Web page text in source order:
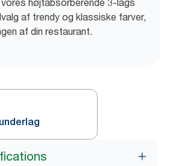
højtabsorberende 3-lags
af trendy og klassiske farver,
af din restaurant.